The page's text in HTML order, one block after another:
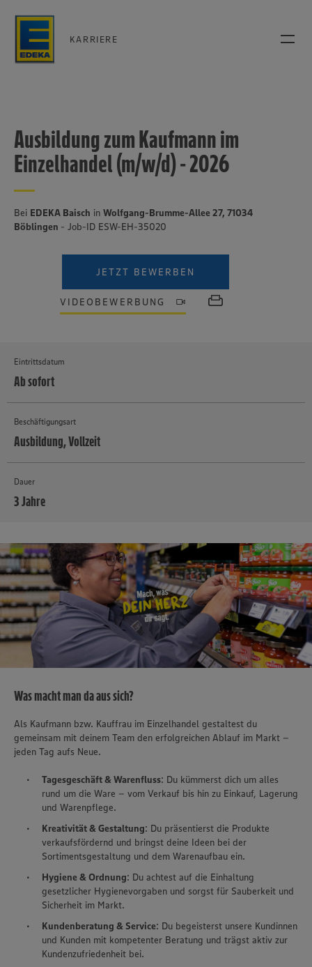
KARRIERE
Ausbildung zum Kaufmann im
Einzelhandel (m/w/d) - 2026
Bei EDEKA Baisch in Wolfgang-Brumme-Allee 27, 71034
Böblingen - Job-ID ESW-EH-35020
JETZT BEWERBEN
VIDEOBEWERBUNG
Eintrittsdatum
Ab sofort
Beschäftigungsart
Ausbildung, Vollzeit
Dauer
3 Jahre
Was macht man da aus sich?
Als Kaufmann bzw. Kauffrau im Einzelhandel gestaltest du
gemeinsam mit deinem Team den erfolgreichen Ablauf im Markt –
jeden Tag aufs Neue.
Tagesgeschäft & Warenfluss: Du kümmerst dich um alles
rund um die Ware – vom Verkauf bis hin zu Einkauf, Lagerung
und Warenpflege.
Kreativität & Gestaltung: Du präsentierst die Produkte
verkaufsfördernd und bringst deine Ideen bei der
Sortimentsgestaltung und dem Warenaufbau ein.
Hygiene & Ordnung: Du achtest auf die Einhaltung
gesetzlicher Hygienevorgaben und sorgst für Sauberkeit und
Sicherheit im Markt.
Kundenberatung & Service: Du begeisterst unsere Kundinnen
und Kunden mit kompetenter Beratung und trägst aktiv zur
Kundenzufriedenheit bei.